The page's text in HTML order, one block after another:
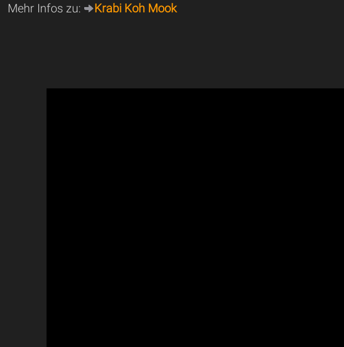
Mehr Infos zu: Krabi Koh Mook